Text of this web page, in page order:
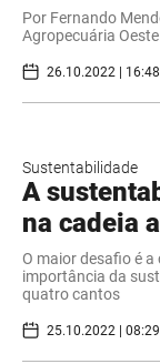
Por Fernando
Agropecuária Oeste
26.10.2022 |
Sustentabilidade
A
na cadeia
O maior desafio é
importância da
quatro cantos
25.10.2022 |